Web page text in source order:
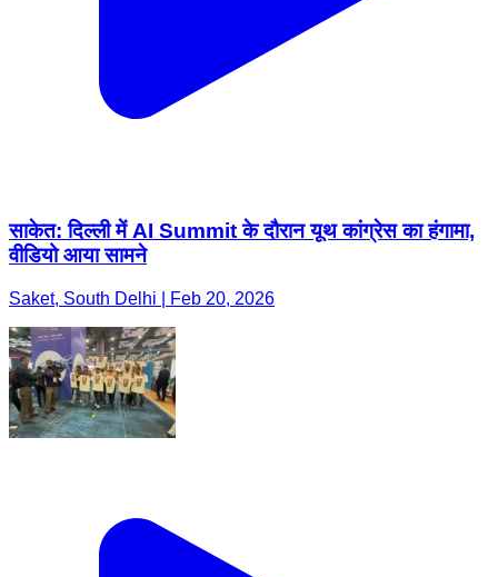
साकेत: दिल्ली में AI Summit के दौरान यूथ कांग्रेस का हंगामा,
वीडियो आया सामने
Saket, South Delhi | Feb 20, 2026